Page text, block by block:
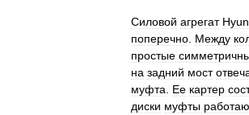
Силовой агрегат
поперечно Между
простые
на задний мост
муфта
Ее картер
диски муфты